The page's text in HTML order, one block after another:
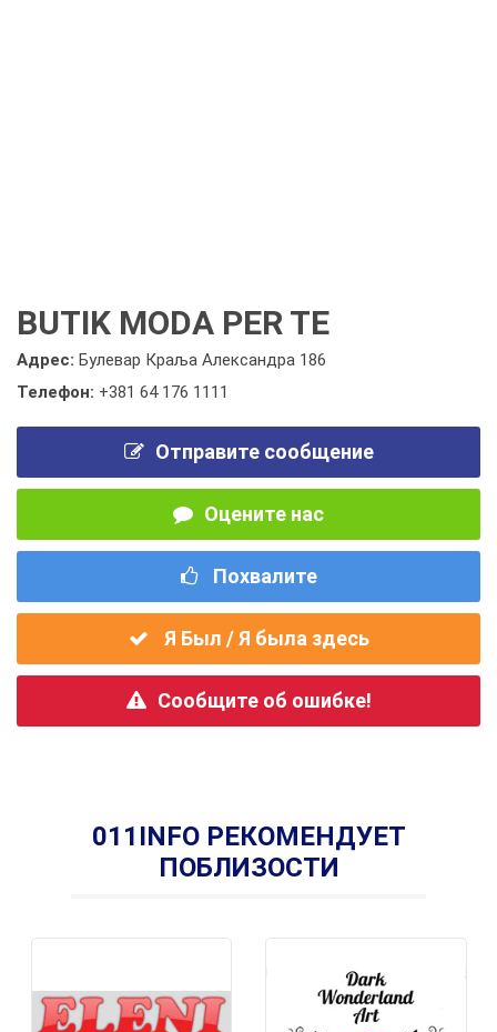
BUTIK MODA PER TE
Адрес: Булевар Краља Александра 186
Телефон: +381 64 176 1111
Отправите сообщение
Оцените нас
Похвалите
Я Был / Я была здесь
Сообщите об ошибке!
011INFO РЕКОМЕНДУЕТ
ПОБЛИЗОСТИ